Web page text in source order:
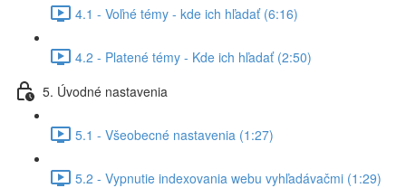
4.1 - Voľné témy - kde ich hľadať (6:16)
4.2 - Platené témy - Kde ich hľadať (2:50)
5. Úvodné nastavenia
5.1 - Všeobecné nastavenia (1:27)
5.2 - Vypnutie indexovania webu vyhľadávačmi (1:29)